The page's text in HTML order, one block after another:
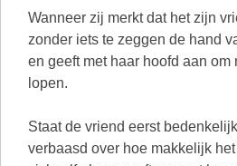
Wanneer zij merkt dat het zijn
zonder iets te zeggen de hand
en geeft met haar hoofd aan om
lopen.
Staat de vriend eerst
verbaasd over hoe makkelijk